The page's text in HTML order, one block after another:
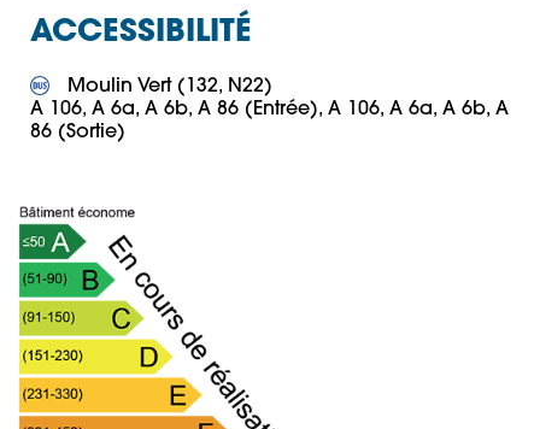
ACCESSIBILITÉ
Moulin Vert (132, N22)
A 106, A 6a, A 6b, A 86 (Entrée), A 106, A 6a, A 6b, A
86 (Sortie)